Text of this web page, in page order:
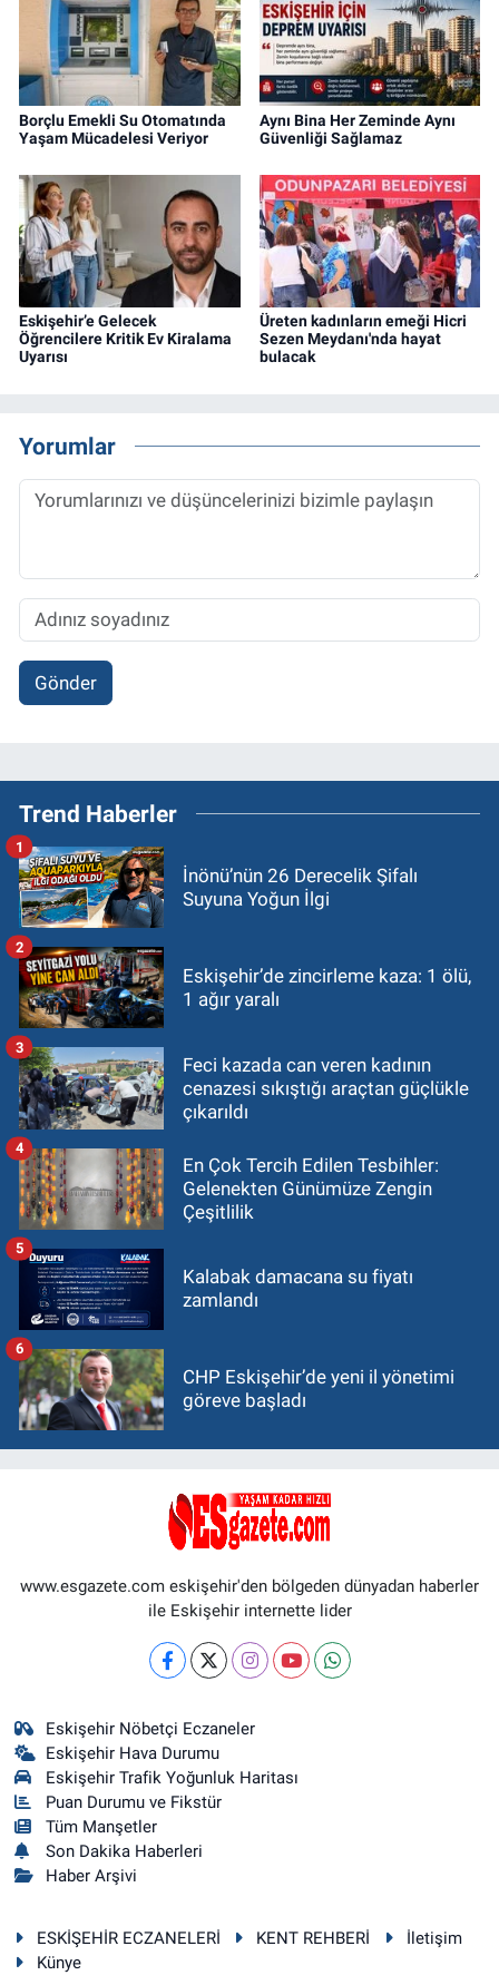
Borçlu Emekli Su Otomatında
Yaşam Mücadelesi Veriyor
Aynı Bina Her Zeminde Aynı
Güvenliği Sağlamaz
Eskişehir’e Gelecek
Öğrencilere Kritik Ev Kiralama
Uyarısı
Üreten kadınların emeği Hicri
Sezen Meydanı'nda hayat
bulacak
Yorumlar
Gönder
Trend Haberler
İnönü’nün 26 Derecelik Şifalı
Suyuna Yoğun İlgi
1
Eskişehir’de zincirleme kaza: 1 ölü,
1 ağır yaralı
2
Feci kazada can veren kadının
cenazesi sıkıştığı araçtan güçlükle
çıkarıldı
3
En Çok Tercih Edilen Tesbihler:
Gelenekten Günümüze Zengin
Çeşitlilik
4
Kalabak damacana su fiyatı
zamlandı
5
CHP Eskişehir’de yeni il yönetimi
göreve başladı
6
www.esgazete.com eskişehir'den bölgeden dünyadan haberler
ile Eskişehir internette lider
Eskişehir Nöbetçi Eczaneler
Eskişehir Hava Durumu
Eskişehir Trafik Yoğunluk Haritası
Puan Durumu ve Fikstür
Tüm Manşetler
Son Dakika Haberleri
Haber Arşivi
ESKİŞEHİR ECZANELERİ KENT REHBERİ
İletişim
Künye